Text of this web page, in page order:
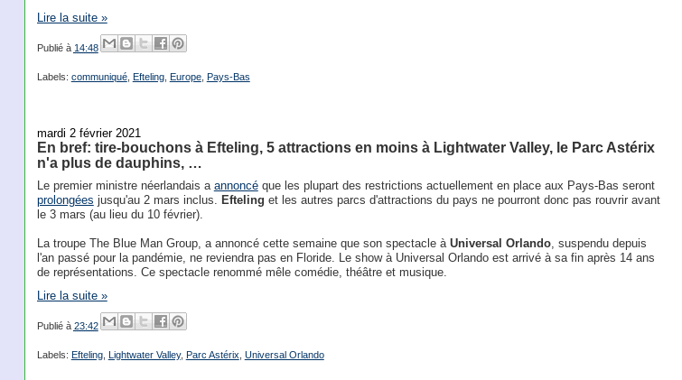
Lire la suite »
Publié à 14:48
Labels: communiqué, Efteling, Europe, Pays-Bas
mardi 2 février 2021
En bref: tire-bouchons à Efteling, 5 attractions en moins à Lightwater Valley, le Parc Astérix
n'a plus de dauphins, …
Le premier ministre néerlandais a annoncéque les plupart des restrictions actuellement en place aux Pays-Bas seront
prolongées jusqu'au 2 mars inclus. Efteling et les autres parcs d'attractions du pays ne pourront donc pas rouvrir avant
le 3 mars (au lieu du 10 février).
La troupe The Blue Man Group, a annoncé cette semaine que son spectacle à Universal Orlando, suspendu depuis
l'an passé pour la pandémie, ne reviendra pas en Floride. Le show à Universal Orlando est arrivé à sa fin après 14 ans
de représentations. Ce spectacle renommé mêle comédie, théâtre et musique.
Lire la suite »
Publié à 23:42
Labels: Efteling, Lightwater Valley, Parc Astérix Universal Orlando